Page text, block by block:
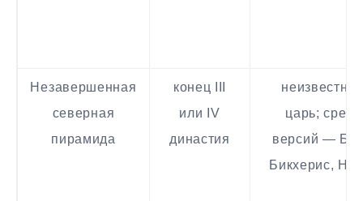
Незавершенная
северная
пирамида
конец III
или IV
династия
царь; среди
версий —
Бикхерис,